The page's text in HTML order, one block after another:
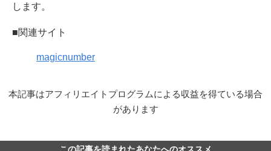
します。
■関連サイト
magicnumber
本記事はアフィリエイトプログラムによる収益を得ている場合
があります
この記事を読まれたあなたへのオススメ